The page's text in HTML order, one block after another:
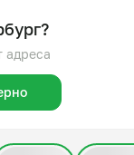
адреса